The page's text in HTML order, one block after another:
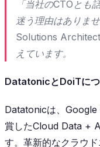
「当社のCTOとも
迷う理由はありま
Solutions
えています。
DatatonicとDoiTに
Datatonicは、
賞したCloud Data +
す。革新的なクラウ